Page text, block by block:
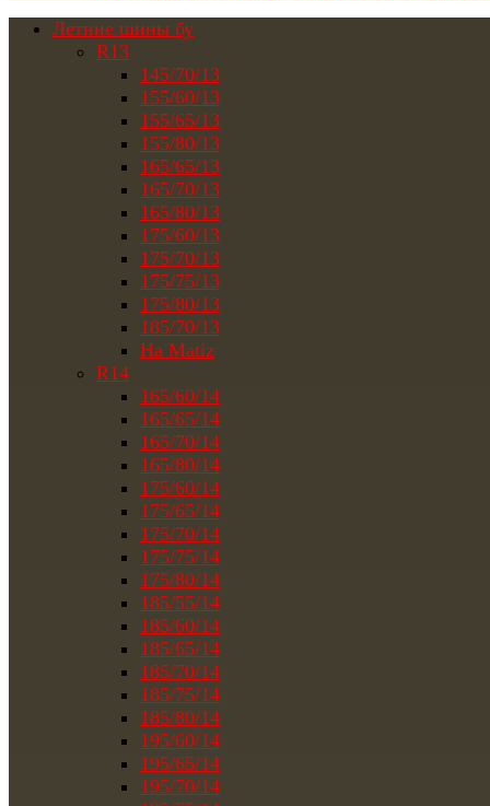
Летние шины бу
R13
145/70/13
155/60/13
155/65/13
155/80/13
165/65/13
165/70/13
165/80/13
175/60/13
175/70/13
175/75/13
175/80/13
185/70/13
На Matiz
R14
165/60/14
165/65/14
165/70/14
165/80/14
175/60/14
175/65/14
175/70/14
175/75/14
175/80/14
185/55/14
185/60/14
185/65/14
185/70/14
185/75/14
185/80/14
195/60/14
195/65/14
195/70/14